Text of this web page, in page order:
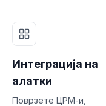
Интеграција на
алатки
Поврзете ЦРМ-и,